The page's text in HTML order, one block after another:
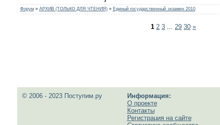
Форум » АРХИВ (ТОЛЬКО ДЛЯ ЧТЕНИЯ) » Единый государственный экзамен 2010
1 2 3 29 30 »
© 2006 - 2023 Поступим.ру
Информация:
О проекте
Контакты
Регистрация на сайте